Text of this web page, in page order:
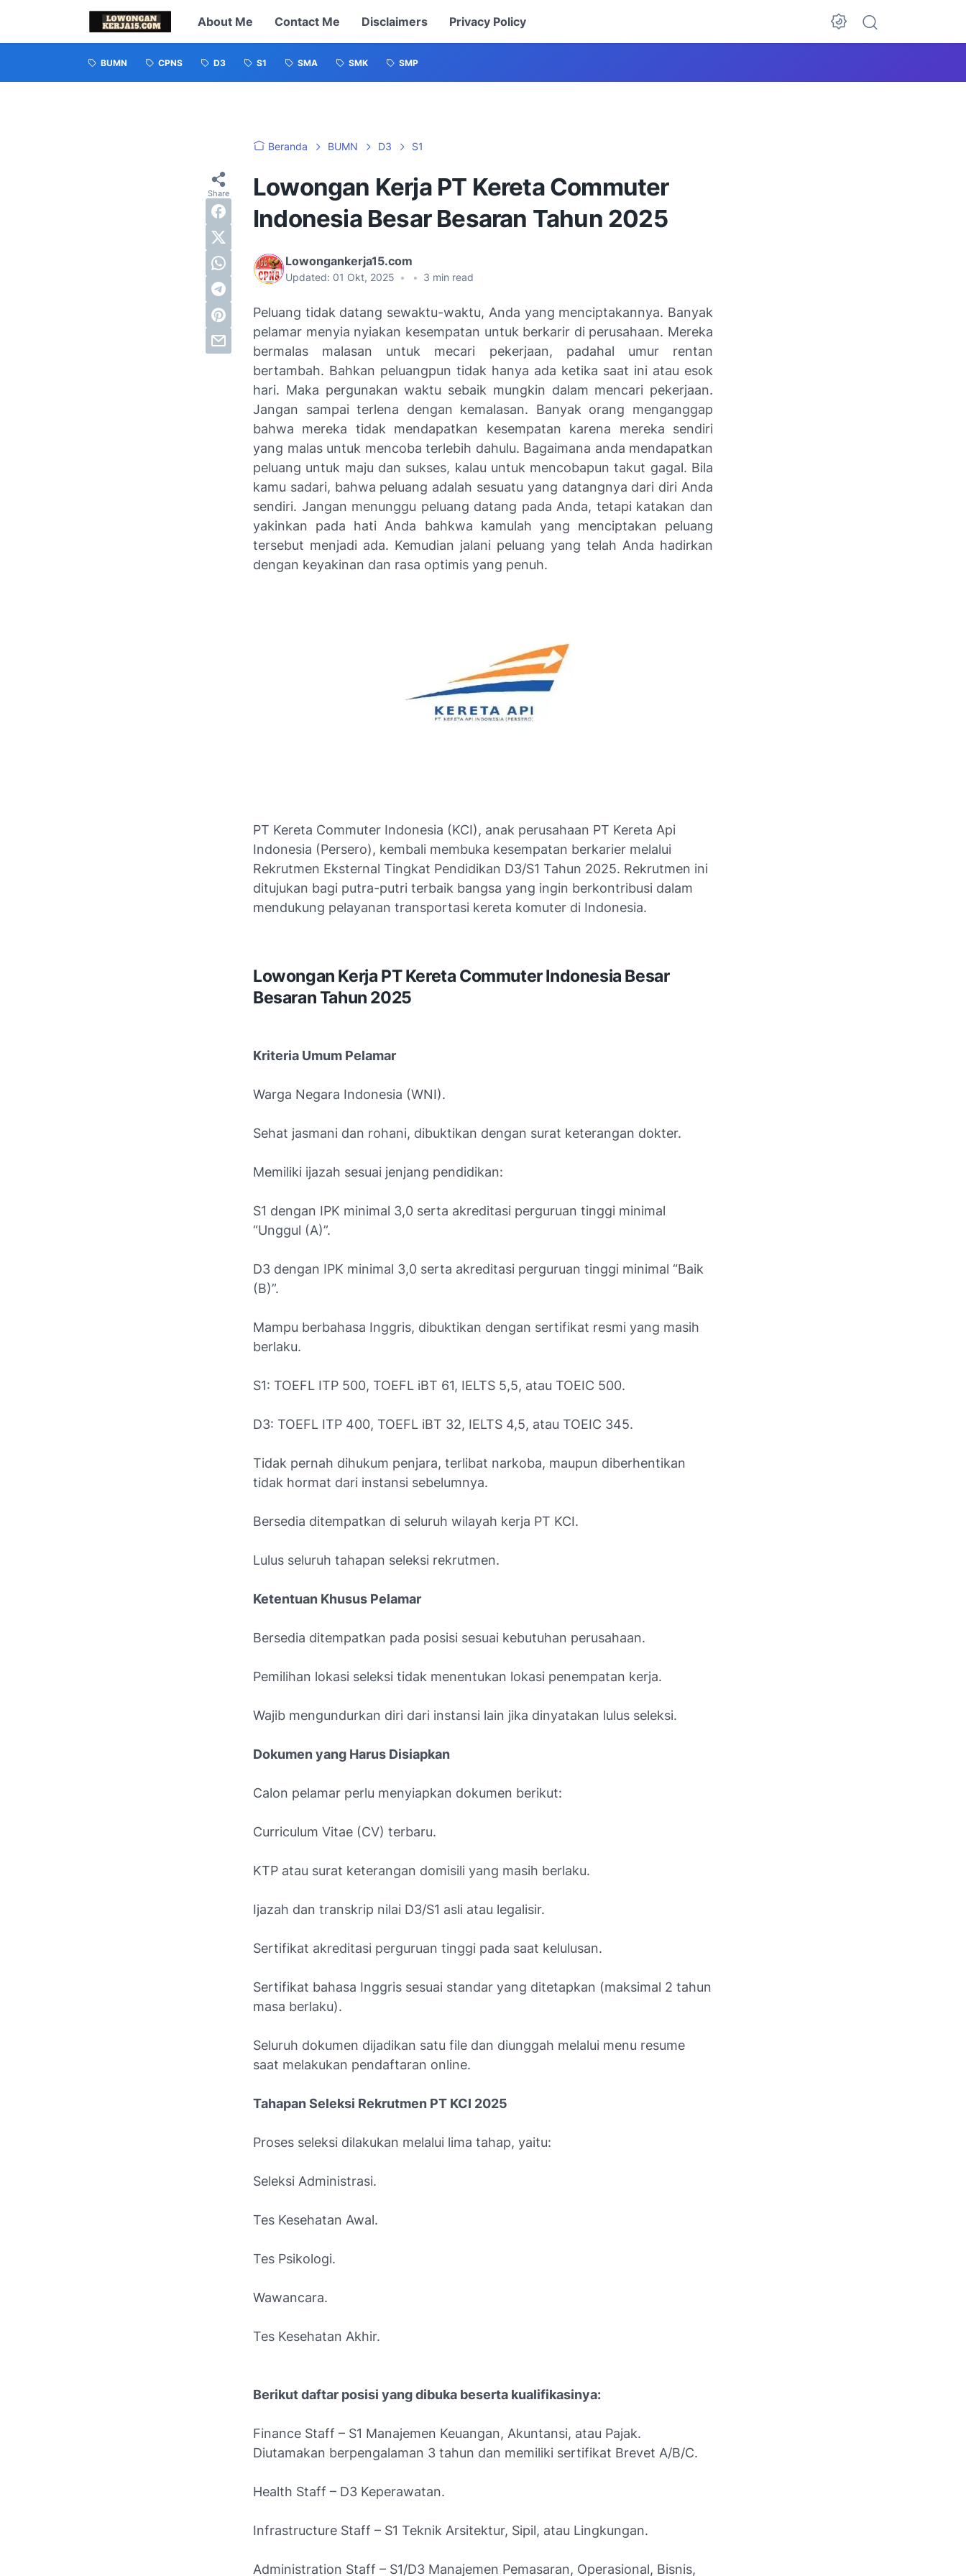
About Me Contact Me Disclaimers Privacy Policy
BUMN CPNS D3 S1 SMA SMK SMP
Beranda BUMN D3 S1
Lowongan Kerja PT Kereta Commuter
Indonesia Besar Besaran Tahun 2025
Lowongankerja15.com
Updated: 01 Okt, 2025 • • 3 min read
Peluang tidak datang sewaktu-waktu, Anda yang menciptakannya. Banyak
pelamar menyia nyiakan kesempatan untuk berkarir di perusahaan. Mereka
bermalas malasan untuk mecari pekerjaan, padahal umur rentan
bertambah. Bahkan peluangpun tidak hanya ada ketika saat ini atau esok
hari. Maka pergunakan waktu sebaik mungkin dalam mencari pekerjaan.
Jangan sampai terlena dengan kemalasan. Banyak orang menganggap
bahwa mereka tidak mendapatkan kesempatan karena mereka sendiri
yang malas untuk mencoba terlebih dahulu. Bagaimana anda mendapatkan
peluang untuk maju dan sukses, kalau untuk mencobapun takut gagal. Bila
kamu sadari, bahwa peluang adalah sesuatu yang datangnya dari diri Anda
sendiri. Jangan menunggu peluang datang pada Anda, tetapi katakan dan
yakinkan pada hati Anda bahkwa kamulah yang menciptakan peluang
tersebut menjadi ada. Kemudian jalani peluang yang telah Anda hadirkan
dengan keyakinan dan rasa optimis yang penuh.
PT Kereta Commuter Indonesia (KCI), anak perusahaan PT Kereta Api
Indonesia (Persero), kembali membuka kesempatan berkarier melalui
Rekrutmen Eksternal Tingkat Pendidikan D3/S1 Tahun 2025. Rekrutmen ini
ditujukan bagi putra-putri terbaik bangsa yang ingin berkontribusi dalam
mendukung pelayanan transportasi kereta komuter di Indonesia.
Lowongan Kerja PT Kereta Commuter Indonesia Besar
Besaran Tahun 2025
Kriteria Umum Pelamar
Warga Negara Indonesia (WNI).
Sehat jasmani dan rohani, dibuktikan dengan surat keterangan dokter.
Memiliki ijazah sesuai jenjang pendidikan:
S1 dengan IPK minimal 3,0 serta akreditasi perguruan tinggi minimal
“Unggul (A)”.
D3 dengan IPK minimal 3,0 serta akreditasi perguruan tinggi minimal “Baik
(B)”.
Mampu berbahasa Inggris, dibuktikan dengan sertifikat resmi yang masih
berlaku.
S1: TOEFL ITP 500, TOEFL iBT 61, IELTS 5,5, atau TOEIC 500.
D3: TOEFL ITP 400, TOEFL iBT 32, IELTS 4,5, atau TOEIC 345.
Tidak pernah dihukum penjara, terlibat narkoba, maupun diberhentikan
tidak hormat dari instansi sebelumnya.
Bersedia ditempatkan di seluruh wilayah kerja PT KCI.
Lulus seluruh tahapan seleksi rekrutmen.
Ketentuan Khusus Pelamar
Bersedia ditempatkan pada posisi sesuai kebutuhan perusahaan.
Pemilihan lokasi seleksi tidak menentukan lokasi penempatan kerja.
Wajib mengundurkan diri dari instansi lain jika dinyatakan lulus seleksi.
Dokumen yang Harus Disiapkan
Calon pelamar perlu menyiapkan dokumen berikut:
Curriculum Vitae (CV) terbaru.
KTP atau surat keterangan domisili yang masih berlaku.
Ijazah dan transkrip nilai D3/S1 asli atau legalisir.
Sertifikat akreditasi perguruan tinggi pada saat kelulusan.
Sertifikat bahasa Inggris sesuai standar yang ditetapkan (maksimal 2 tahun
masa berlaku).
Seluruh dokumen dijadikan satu file dan diunggah melalui menu resume
saat melakukan pendaftaran online.
Tahapan Seleksi Rekrutmen PT KCI 2025
Proses seleksi dilakukan melalui lima tahap, yaitu:
Seleksi Administrasi.
Tes Kesehatan Awal.
Tes Psikologi.
Wawancara.
Tes Kesehatan Akhir.
Berikut daftar posisi yang dibuka beserta kualifikasinya:
Finance Staff – S1 Manajemen Keuangan, Akuntansi, atau Pajak.
Diutamakan berpengalaman 3 tahun dan memiliki sertifikat Brevet A/B/C.
Health Staff – D3 Keperawatan.
Infrastructure Staff – S1 Teknik Arsitektur, Sipil, atau Lingkungan.
Administration Staff – S1/D3 Manajemen Pemasaran, Operasional, Bisnis,